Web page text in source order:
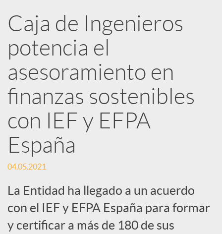
e
d
e
s
S
o
c
Caja de Ingenieros
potencia el
asesoramiento en
finanzas sostenibles
con IEF y EFPA
España
04.05.2021
La Entidad ha llegado a un acuerdo
con el IEF y EFPA España para formar
y certificar a más de 180 de sus